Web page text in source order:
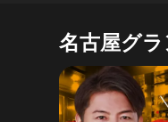
名古屋グ